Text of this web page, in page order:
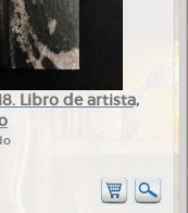
Libro de artista,